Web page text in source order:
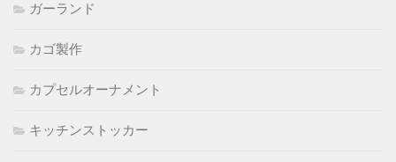
ガーランド
カゴ製作
カプセルオーナメント
キッチンストッカー